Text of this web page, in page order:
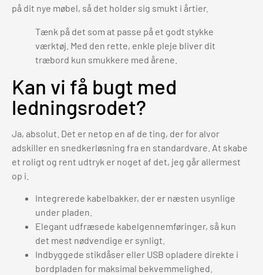
på dit nye møbel, så det holder sig smukt i årtier.
Tænk på det som at passe på et godt stykke
værktøj. Med den rette, enkle pleje bliver dit
træbord kun smukkere med årene.
Kan vi få bugt med
ledningsrodet?
Ja, absolut. Det er netop en af de ting, der for alvor
adskiller en snedkerløsning fra en standardvare. At skabe
et roligt og rent udtryk er noget af det, jeg går allermest
op i.
Integrerede kabelbakker, der er næsten usynlige
under pladen.
Elegant udfræsede kabelgennemføringer, så kun
det mest nødvendige er synligt.
Indbyggede stikdåser eller USB opladere direkte i
bordpladen for maksimal bekvemmelighed.